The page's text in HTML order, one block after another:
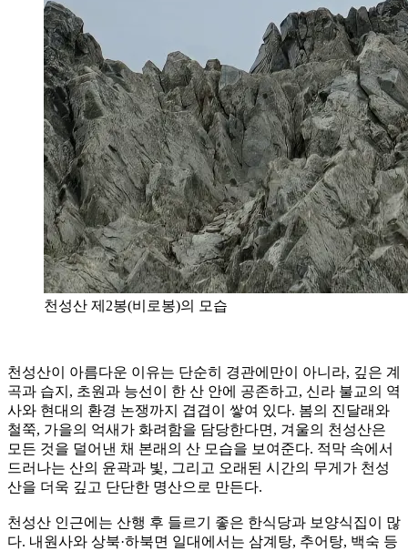
천성산 제2봉(비로봉)의 모습
천성산이 아름다운 이유는 단순히 경관에만이 아니라, 깊은 계
곡과 습지, 초원과 능선이 한 산 안에 공존하고, 신라 불교의 역
사와 현대의 환경 논쟁까지 겹겹이 쌓여 있다. 봄의 진달래와
철쭉, 가을의 억새가 화려함을 담당한다면, 겨울의 천성산은
모든 것을 덜어낸 채 본래의 산 모습을 보여준다. 적막 속에서
드러나는 산의 윤곽과 빛, 그리고 오래된 시간의 무게가 천성
산을 더욱 깊고 단단한 명산으로 만든다.
천성산 인근에는 산행 후 들르기 좋은 한식당과 보양식집이 많
다. 내원사와 상북·하북면 일대에서는 삼계탕, 추어탕, 백숙 등